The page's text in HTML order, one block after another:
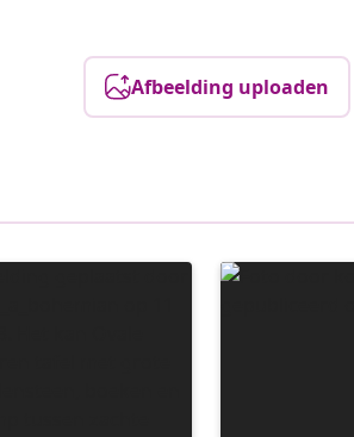
Afbeelding uploaden